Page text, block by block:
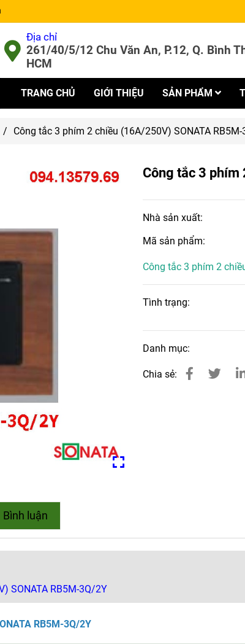
Địa chỉ
261/40/5/12 Chu Văn An, P.12, Q. Bình
HCM
TRANG CHỦ GIỚI THIỆU SẢN PHẨM
/ Công tắc 3 phím 2 chiều (16A/250V) SONATA
Công tắc 3
Nhà sản xuất:
Mã sản phẩm:
Công tắc 3 phím 2
Tình trạng:
Danh mục:
Chia sẻ:
Bình luận
SONATA RB5M-3Q/2Y
RB5M-3Q/2Y